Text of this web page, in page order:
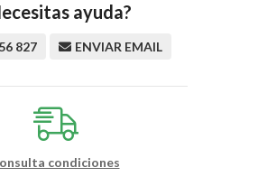
ayuda?
827 ENVIAR EMAIL
condiciones